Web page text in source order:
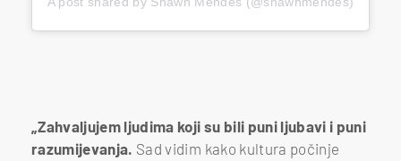
„Zahvaljujem ljudima koji su bili puni ljubavi i puni
razumijevanja. Sad vidim kako kultura počinje